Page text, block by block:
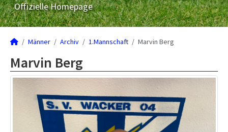
Offizielle Homepage
Männer Archiv 1.Mannschaft Marvin Berg
Marvin Berg